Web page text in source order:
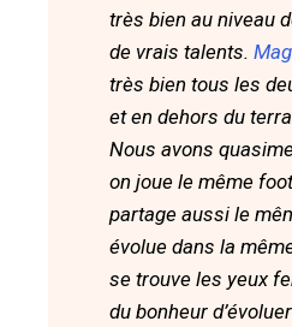
très bien au niveau
de vrais talents.
très bien tous les
et en dehors du
Nous avons
on joue le même
partage aussi le
évolue dans la
se trouve les yeux
du bonheur